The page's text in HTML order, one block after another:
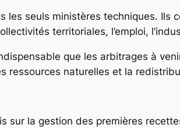
les seuls ministères techniques. Ils
territoriales, l’emploi,
que les arbitrages à
ressources naturelles et la
sur la gestion des premières